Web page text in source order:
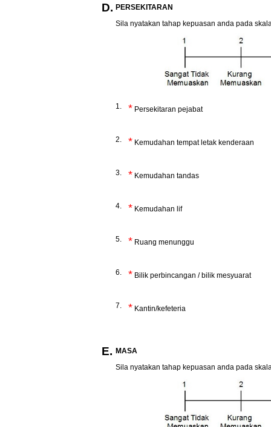
D. PERSEKITARAN
Sila nyatakan tahap kepuasan anda pada
1. * Persekitaran pejabat
2. * Kemudahan tempat letak kenderaan
3. * Kemudahan tandas
4. * Kemudahan lif
5. * Ruang menunggu
6. * Bilik perbincangan / bilik mesyuarat
7. * Kantin/kefeteria
E. MASA
Sila nyatakan tahap kepuasan anda pada